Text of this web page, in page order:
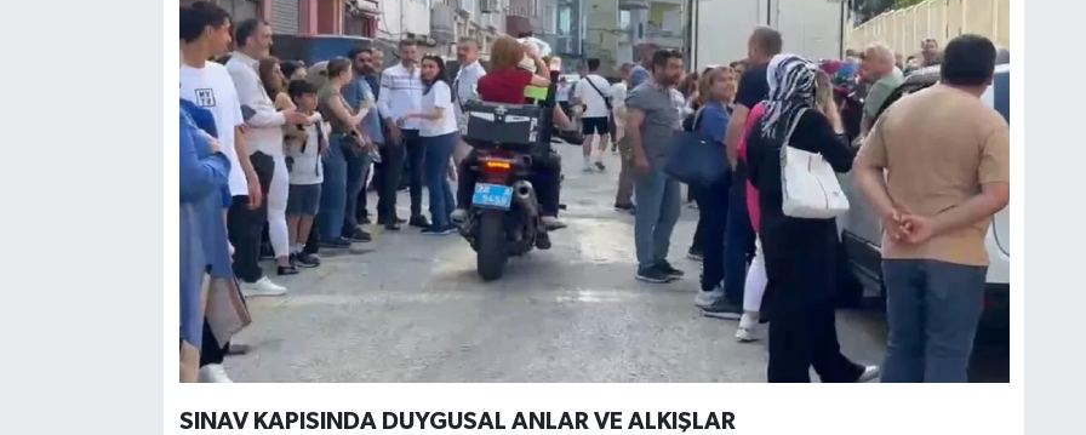
SINAV KAPISINDA DUYGUSAL ANLAR VE ALKIŞLAR